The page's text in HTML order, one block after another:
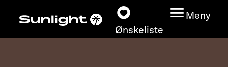
Ønskeliste
Meny